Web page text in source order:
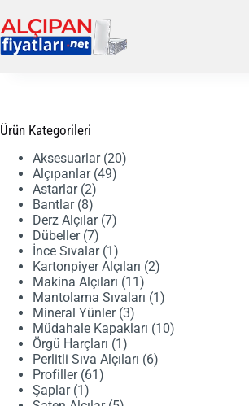
to
content
Ürün Kategorileri
Aksesuarlar 2020
Alçıpanlar 4949
Astarlar 22
ürün
Bantlar 88
ürün
Derz Alçılar 77
Dübeller 77
ürün
İnce Sıvalar 1 1
ürün
Kartonpiyer Alçıları 22
Makina Alçıları 11 11
ürün
Mantolama Sıvaları 1 1
Mineral Yünler 33
ürün
Müdahale Kapakları 1010
Örgü Harçları 1 1
ürün
Perlitli Sıva Alçıları 66
Profiller 61 61
Şaplar 1 1